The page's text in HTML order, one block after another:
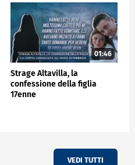
01:46
Strage Altavilla, la
confessione della figlia
17enne
VEDI TUTTI